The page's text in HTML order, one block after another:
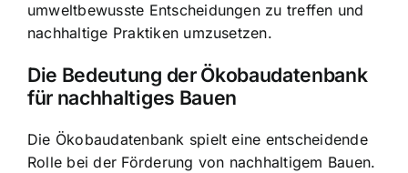
umweltbewusste Entscheidungen zu treffen und
nachhaltige Praktiken umzusetzen.
Die Bedeutung der Ökobaudatenbank
für nachhaltiges Bauen
Die Ökobaudatenbank spielt eine entscheidende
Rolle bei der Förderung von nachhaltigem Bauen.